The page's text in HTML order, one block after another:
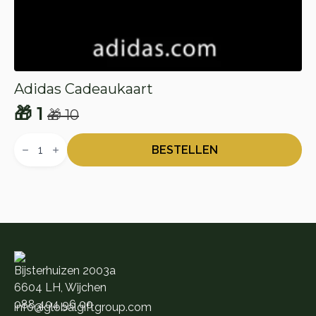
Adidas Cadeaukaart
🎁10
Oorspronkelijke
prijs
🎁 1
Huidige
prijs
Cadeaukaart
BESTELLEN
Bijsterhuizen 2003a
6604 LH, Wijchen
088 404 96 00
info@globalgiftgroup.com